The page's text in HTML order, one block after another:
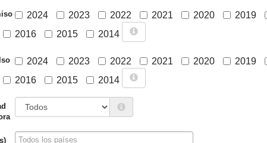
2024 2023 2022 2021 2020 2019
2016 2015 2014
2024 2023 2022 2021 2020 2019
2016 2015 2014